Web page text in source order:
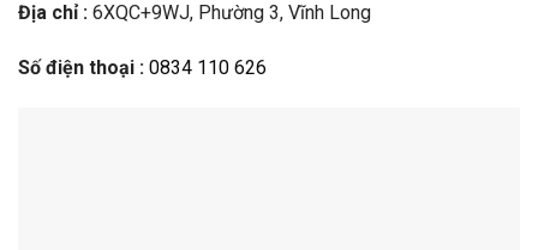
Địa chỉ : 6XQC+9WJ, Phường 3, Vĩnh Long
Số điện thoại : 0834 110 626